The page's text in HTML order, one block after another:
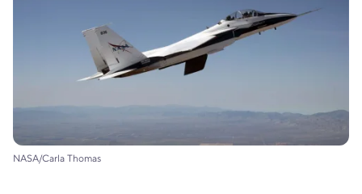
NASA/Carla Thomas